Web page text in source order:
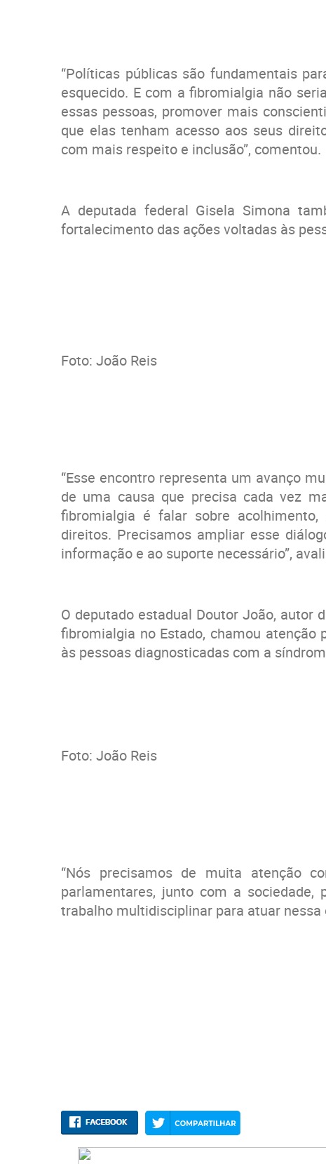
“Políticas públicas são fundamentais
esquecido. E com a fibromialgia não
essas pessoas, promover mais
que elas tenham acesso aos seus
com mais respeito e inclusão”, comentou.
A deputada federal Gisela Simona
fortalecimento das ações voltadas às
Foto: João Reis
“Esse encontro representa um avanço
de uma causa que precisa cada vez
fibromialgia é falar sobre
direitos. Precisamos ampliar esse
informação e ao suporte necessário”,
O deputado estadual Doutor João, autor
fibromialgia no Estado, chamou
às pessoas diagnosticadas com a
Foto: João Reis
“Nós precisamos de muita atenção
parlamentares, junto com a
trabalho multidisciplinar para atuar nessa